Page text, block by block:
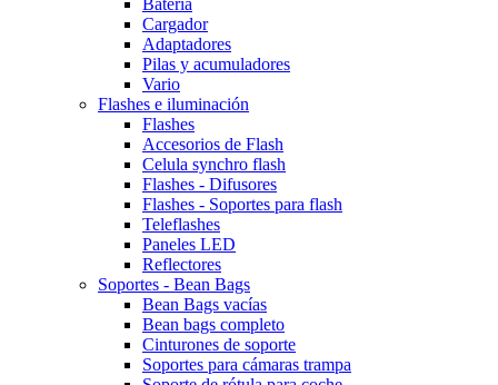
Batería
Cargador
Adaptadores
Pilas y acumuladores
Vario
Flashes e iluminación
Flashes
Accesorios de Flash
Celula synchro flash
Flashes - Difusores
Flashes - Soportes para flash
Teleflashes
Paneles LED
Reflectores
Soportes - Bean Bags
Bean Bags vacías
Bean bags completo
Cinturones de soporte
Soportes para cámaras trampa